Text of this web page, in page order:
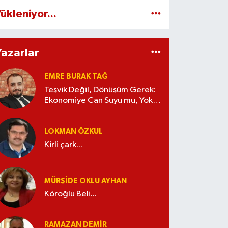
EMRE BURAK TAĞ
Teşvik Değil, Dönüşüm Gerek:
Ekonomiye Can Suyu mu, Yoksa
LOKMAN ÖZKUL
Kirli çark...
MÜRŞIDE OKLU AYHAN
Köroğlu Beli...
RAMAZAN DEMİR